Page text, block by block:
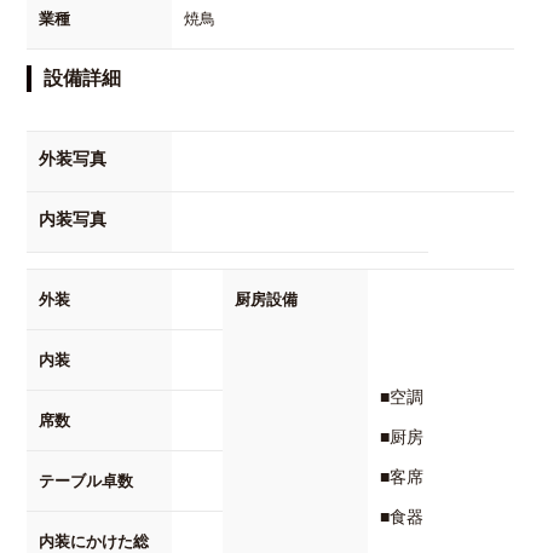
業種 焼鳥
設備詳細
外装写真
内装写真
外装 厨房設備
■空調
■厨房
■客席
■食器
内装
席数
テーブル卓数
内装にかけた総